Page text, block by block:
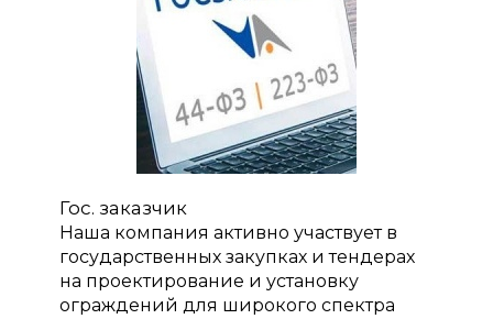
Гос. заказчик
Наша компания активно участвует в
государственных закупках и тендерах
на проектирование и установку
ограждений для широкого спектра